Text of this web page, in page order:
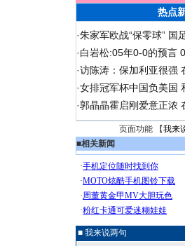
热点
·朱家军欧战“保零球” 国
·白岩松:05年0-0的预言
·访陈涛：保加利亚很强
·女排冠军杯中国负美国
·郭晶晶霍启刚爱意正浓
页面功能 【我来
■相关新闻
■ 我来说两句